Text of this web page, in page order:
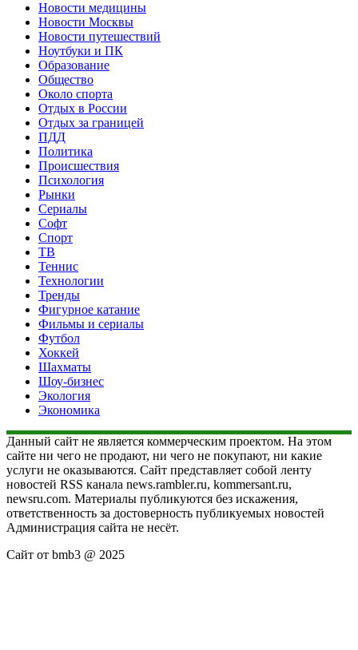
Новости медицины
Новости Москвы
Новости путешествий
Ноутбуки и ПК
Образование
Общество
Около спорта
Отдых в России
Отдых за границей
ПДД
Политика
Происшествия
Психология
Рынки
Сериалы
Софт
Спорт
ТВ
Теннис
Технологии
Тренды
Фигурное катание
Фильмы и сериалы
Футбол
Хоккей
Шахматы
Шоу-бизнес
Экология
Экономика
Данный сайт не является коммерческим проектом. На этом
сайте ни чего не продают, ни чего не покупают, ни какие
услуги не оказываются. Сайт представляет собой ленту
новостей RSS канала news.rambler.ru, kommersant.ru,
newsru.com. Материалы публикуются без искажения,
ответственность за достоверность публикуемых новостей
Администрация сайта не несёт.
Сайт от bmb3 @ 2025